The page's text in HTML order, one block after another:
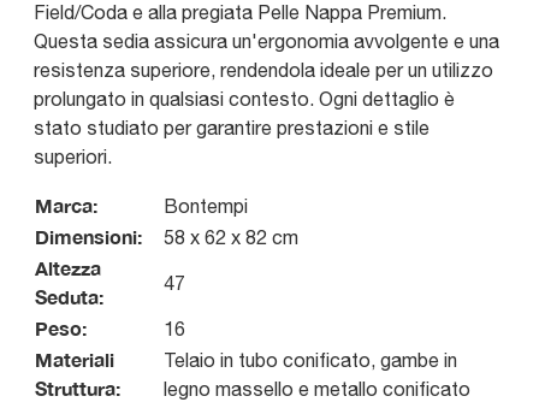
Field/Coda e alla pregiata Pelle Nappa Premium.
Questa sedia assicura un'ergonomia avvolgente e una
resistenza superiore, rendendola ideale per un utilizzo
prolungato in qualsiasi contesto. Ogni dettaglio è
stato studiato per garantire prestazioni e stile
superiori.
Marca: Bontempi
Dimensioni: 58 x 62 x 82 cm
Altezza
Seduta:
47
Peso: 16
Materiali
Struttura:
Telaio in tubo conificato, gambe in
legno massello e metallo conificato